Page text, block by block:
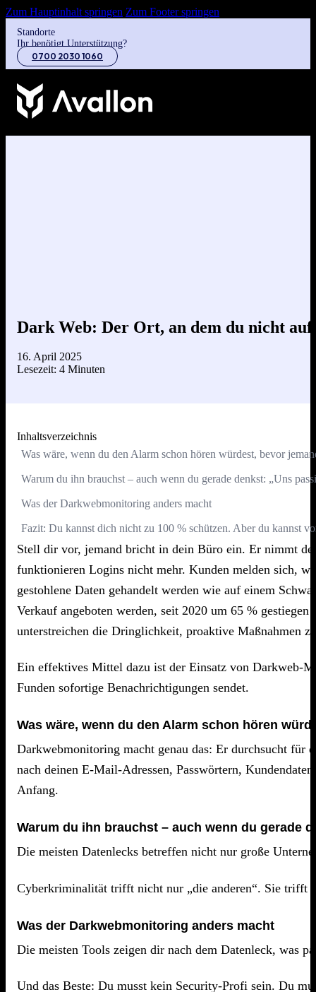
Zum Hauptinhalt springen Zum Footer springen
Standorte
Ihr benötigt Unterstützung?
0700 2030 1060
Dark Web: Der Ort, an dem du nicht
16. April 2025
Lesezeit: 4 Minuten
Inhaltsverzeichnis
Was wäre, wenn du den Alarm schon hören würdest, bevor
Warum du ihn brauchst – auch wenn du gerade denkst: „Uns
Was der Darkwebmonitoring anders macht
Fazit: Du kannst dich nicht zu 100 % schützen. Aber du kannst
Stell dir vor, jemand bricht in dein Büro ein. Er nimmt
funktionieren Logins nicht mehr. Kunden melden sich,
gestohlene Daten gehandelt werden wie auf einem
Verkauf angeboten werden, seit 2020 um 65 %
unterstreichen die Dringlichkeit, proaktive Maßnahmen
Ein effektives Mittel dazu ist der Einsatz von Darkweb-
Funden sofortige Benachrichtigungen sendet.​
Was wäre, wenn du den Alarm schon hören
Darkwebmonitoring macht genau das: Er durchsucht
nach deinen E-Mail-Adressen, Passwörtern,
Anfang.
Warum du ihn brauchst – auch wenn du gerade
Die meisten Datenlecks betreffen nicht nur große
Cyberkriminalität trifft nicht nur „die anderen“. Sie trifft
Was der Darkwebmonitoring anders macht
Die meisten Tools zeigen dir nach dem Datenleck, was
Und das Beste: Du musst kein Security-Profi sein. Du